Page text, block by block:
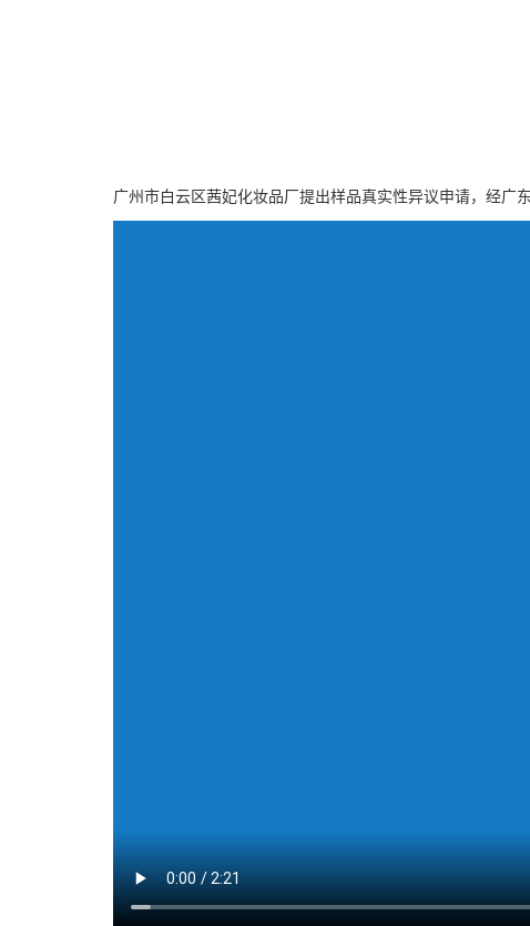
广州市白云区茜妃化妆品厂提出样品真实性异议申请，经广